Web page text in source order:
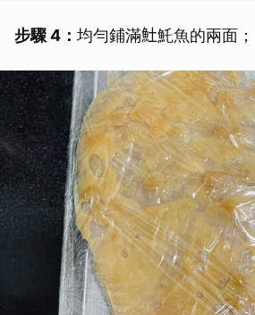
步驟 4： 均勻鋪滿𩵚魠魚的兩面；